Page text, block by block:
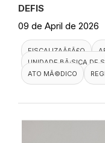
DEFIS
09 de April de 2026
FISCALIZAÃ§Ã£O
UNIDADE BÃ¡SICA DE
ATO MÃ©DICO